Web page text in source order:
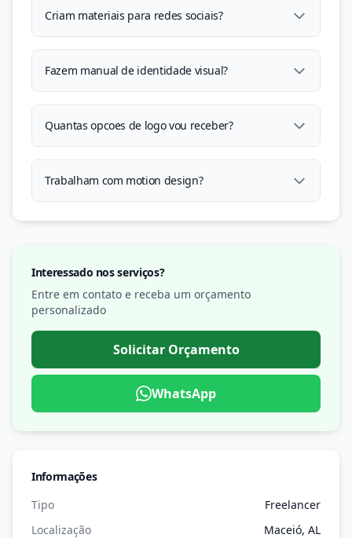
Criam materiais para redes sociais?
Fazem manual de identidade visual?
Quantas opcoes de logo vou receber?
Trabalham com motion design?
Interessado nos serviços?
Entre em contato e receba um orçamento
personalizado
Solicitar Orçamento
WhatsApp
Informações
Tipo
Freelancer
Localização
Maceió, AL